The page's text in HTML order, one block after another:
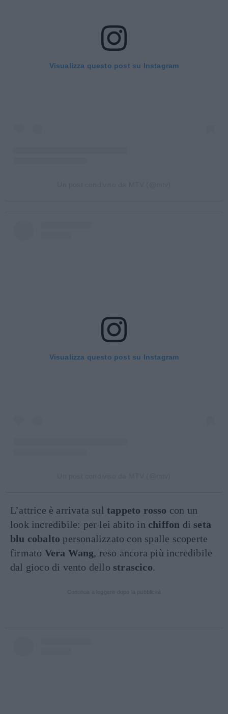
Visualizza questo post su Instagram
Visualizza questo post su Instagram
L’attrice è arrivata sul tappeto rosso con un
look incredibile: per lei abito in chiffon di seta
blu cobalto personalizzato con spalle scoperte
firmato Vera Wang, reso ancora più incredibile
dal gioco di vento dello strascico.